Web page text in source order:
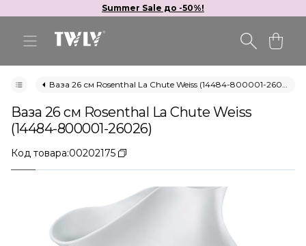
Summer Sale до -50%!
Ваза 26 см Rosenthal La Chute Weiss (14484-800001-26026)
Ваза 26 см Rosenthal La Chute Weiss
(14484-800001-26026)
Код товара:00202175